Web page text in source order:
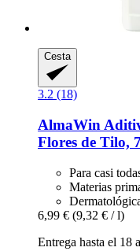
Cesta
3.2 (18)
AlmaWin
Flores de Tilo,
Para casi
Materias
6,99 € (9,32 € / l)
Entrega hasta el 18